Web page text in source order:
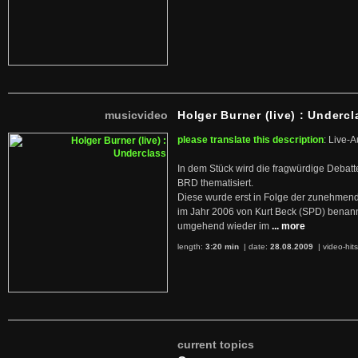
musicvideo Holger Burner (live) :
please translate this description: Live-
In dem Stück wird die fragwürdige
BRD thematisiert.
Diese wurde erst in Folge der
im Jahr 2006 von Kurt Beck (SPD)
umgehend wieder im ... more
length: 3:20 min | date: 28.08.2009 | video-
current topics